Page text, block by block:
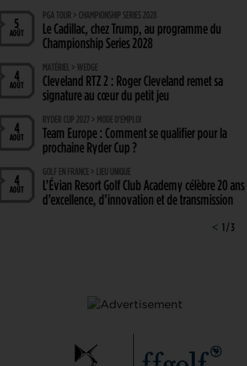
5
AOÛT
PGA TOUR > CHAMPIONSHIP SERIES 2028
Le Cadillac, chez Trump, au programme du
Championship Series 2028
4
AOÛT
MATÉRIEL > WEDGE
Cleveland RTZ 2 : Roger Cleveland remet sa
signature au cœur du petit jeu
4
AOÛT
RYDER CUP 2027 > MODE D'EMPLOI
Team Europe : Comment se qualifier pour la
prochaine Ryder Cup ?
4
AOÛT
GOLF EN FRANCE > LIEU UNIQUE
L’Évian Resort Golf Club Academy célèbre 20 ans
d’excellence, d’innovation et de transmission
Solheim Cup 2026 : ces cinq joueuses qui restent à
quai malgré leur candidature
< 1 / 3